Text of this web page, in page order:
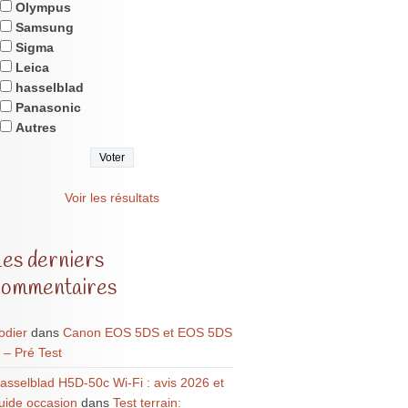
Olympus
Samsung
Sigma
Leica
hasselblad
Panasonic
Autres
Voir les résultats
derniers
dans Canon EOS 5DS et EOS 5DS
– Pré Test
H5D-50c Wi-Fi : avis 2026 et
occasion dans Test terrain: